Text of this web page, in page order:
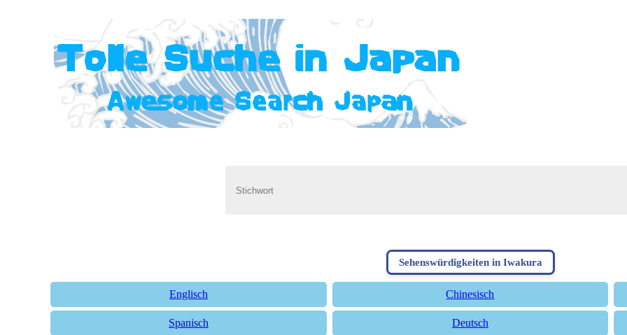
Sehenswürdigkeiten in Iwakura
Englisch Chinesisch
Spanisch Deutsch